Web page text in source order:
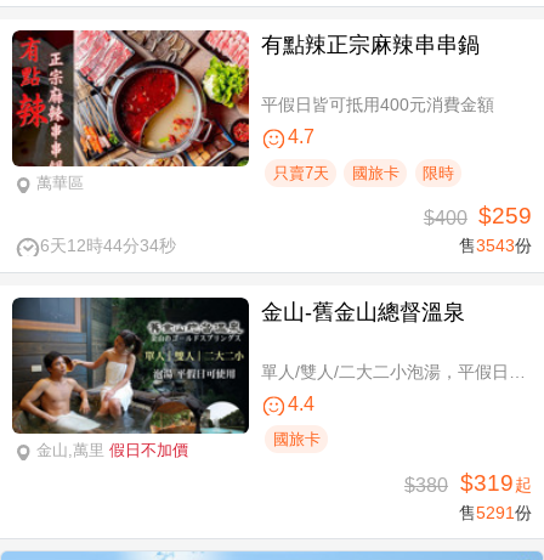
萬華區
有點辣正宗麻辣串串鍋
平假日皆可抵用400元消費金額
4.7
只賣7天 國旅卡 限時
6天12時44分33秒
$400 $259
售3543份
金山,萬里 假日不加價
金山-舊金山總督溫泉
4.4
國旅卡
$380 $319起
售5291份